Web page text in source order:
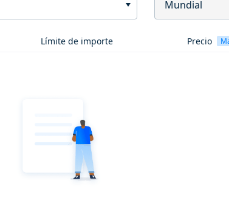
Mundial
Límite de importe Precio